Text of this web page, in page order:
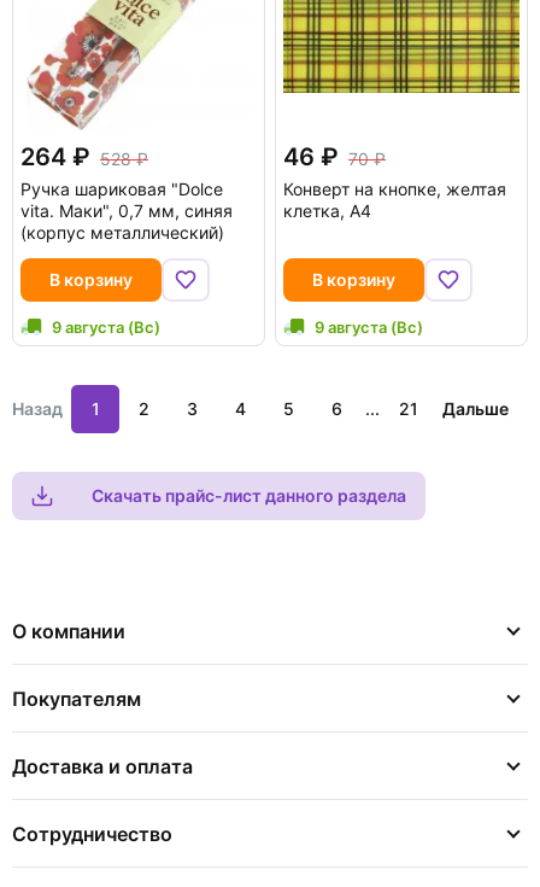
264
528
Ручка шариковая "Dolce
vita. Маки", 0,7 мм, синяя
(корпус металлический)
В корзину
9 августа (Вс)
46
70
Конверт на кнопке, желтая
клетка, А4
В корзину
9 августа (Вс)
Назад 1 2 3 4 5 6 ... 21 Дальше
Скачать прайс-лист данного раздела
О компании
Покупателям
Доставка и оплата
Сотрудничество